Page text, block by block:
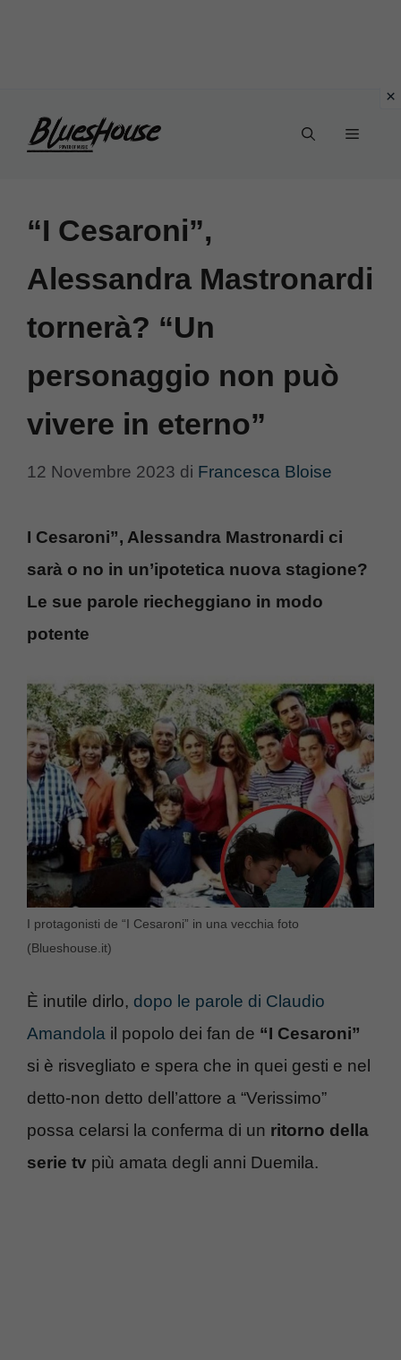
Menu
“I Cesaroni”,
Alessandra Mastronardi
tornerà? “Un
personaggio non può
vivere in eterno”
12 Novembre 2023 di Francesca Bloise
I Cesaroni”, Alessandra Mastronardi ci
sarà o no in un’ipotetica nuova stagione?
Le sue parole riecheggiano in modo
potente
I protagonisti de “I Cesaroni” in una vecchia foto
(Blueshouse.it)
È inutile dirlo, dopo le parole di Claudio
Amandola il popolo dei fan de “I Cesaroni”
si è risvegliato e spera che in quei gesti e nel
detto-non detto dell’attore a “Verissimo”
possa celarsi la conferma di un ritorno della
serie tv più amata degli anni Duemila.